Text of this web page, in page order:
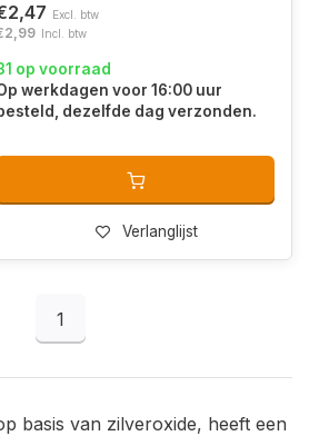
Excl. btw
Incl. btw
op voorraad
werkdagen voor 16:00 uur
dezelfde dag verzonden.
Verlanglijst
1
basis van zilveroxide, heeft een